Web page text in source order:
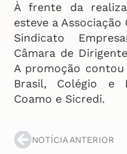
À frente da
esteve a
Sindicato
Câmara de
A promoção
Brasil, Colégio e
Coamo e Sicredi.
NOTÍCIA ANTERIOR